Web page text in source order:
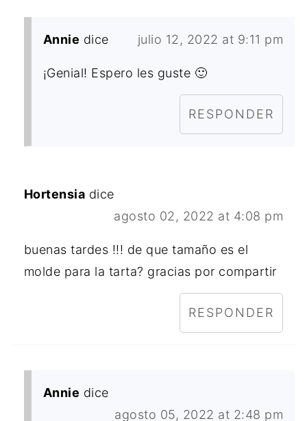
Annie dice julio 12, 2022 at 9:11 pm
¡Genial! Espero les guste 🙂
RESPONDER
Hortensia dice
agosto 02, 2022 at 4:08 pm
buenas tardes !!! de que tamaño es el
molde para la tarta? gracias por compartir
RESPONDER
Annie dice
agosto 05, 2022 at 2:48 pm